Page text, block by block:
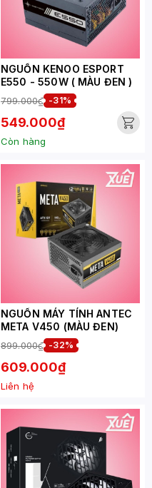
NGUỒN KENOO ESPORT
E550 - 550W ( MÀU ĐEN )
799.000₫ -31%
549.000₫
Còn hàng
NGUỒN MÁY TÍNH ANTEC
META V450 (MÀU ĐEN)
899.000₫ -32%
609.000₫
Liên hệ